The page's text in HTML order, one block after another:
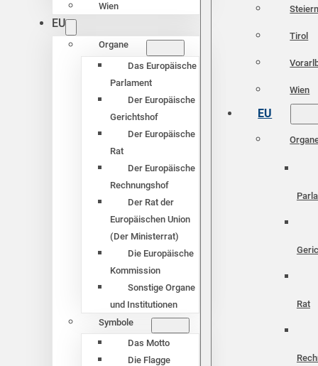
Wien
EU
Organe
Das Europäische
Parlament
Der Europäische
Gerichtshof
Der Europäische
Rat
Der Europäische
Rechnungshof
Der Rat der
Europäischen Union
(Der Ministerrat)
Die Europäische
Kommission
Sonstige Organe
und Institutionen
Symbole
Das Motto
Die Flagge
Tirol
Wien
EU
Rat